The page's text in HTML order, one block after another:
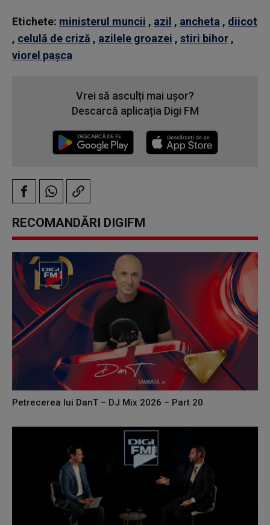
Etichete: ministerul muncii , azil , ancheta , diicot
, celulă de criză , azilele groazei , stiri bihor ,
viorel pașca
Vrei să asculți mai ușor?
Descarcă aplicația Digi FM
RECOMANDĂRI DIGIFM
Petrecerea lui DanT – DJ Mix 2026 – Part 20